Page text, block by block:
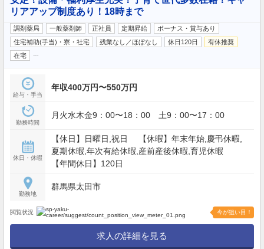
リアアップ制度あり！18時まで
調剤薬局 一般薬剤師 正社員 定期昇給
ボーナス・賞与あり
住宅補助(手当)・寮・社宅
残業なし／ほぼなし 休日120日
有休推奨
在宅
給与・手当
年収400万円〜550万円
勤務時間
月火水木金9：00〜18：00 土9：00〜17：00
休日・休暇
【休日】日曜日,祝日 【休暇】年末年始,慶弔休暇,
夏期休暇,年次有給休暇,産前産後休暇,育児休暇
【年間休日】120日
勤務地
群馬県太田市
閲覧状況 今が狙い目！
求人の詳細を見る